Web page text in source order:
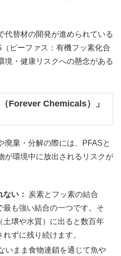
替材の開発が進められている
ピーファス：有機フッ素化合
境・健康リスクへの懸念がある
Forever Chemicals）」
棄・分解の際には、PFASと
が環境中に放出されるリスクが
い：
炭素とフッ素の結合
最も強い結合の一つです。そ
土壌や水質）に出ると数百年
ずに残り続けます。
いまま食物連鎖を通じて魚や